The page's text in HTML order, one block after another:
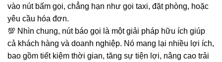
vào nút bấm gọi, chẳng hạn như gọi taxi, đặt phòng, hoặc
yêu cầu hóa đơn.
💯 Nhìn chung, nút báo gọi là một giải pháp hữu ích giúp
cả khách hàng và doanh nghiệp. Nó mang lại nhiều lợi ích,
bao gồm tiết kiệm thời gian, tăng sự tiện lợi, nâng cao trải